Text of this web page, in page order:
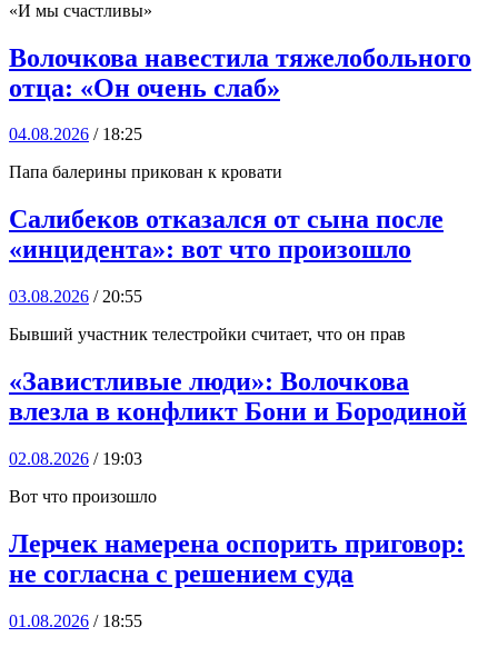
«И мы счастливы»
Волочкова навестила тяжелобольного
отца: «Он очень слаб»
04.08.2026 / 18:25
Папа балерины прикован к кровати
Салибеков отказался от сына после
«инцидента»: вот что произошло
03.08.2026 / 20:55
Бывший участник телестройки считает, что он прав
«Завистливые люди»: Волочкова
влезла в конфликт Бони и Бородиной
02.08.2026 / 19:03
Вот что произошло
Лерчек намерена оспорить приговор:
не согласна с решением суда
01.08.2026 / 18:55